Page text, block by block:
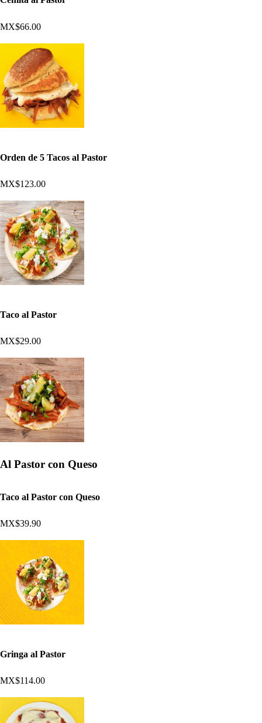
MX$66.00
Orden de 5 Tacos al Pastor
MX$123.00
Taco al Pastor
MX$29.00
Al Pastor con Queso
Taco al Pastor con Queso
MX$39.90
Gringa al Pastor
MX$114.00